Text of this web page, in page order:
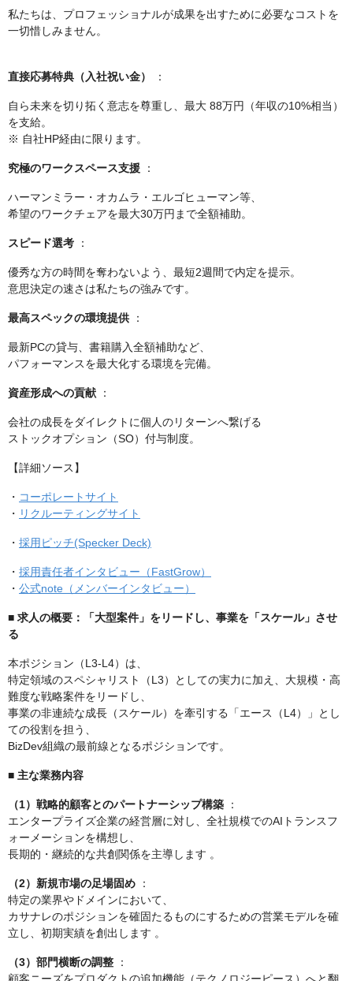
私たちは、プロフェッショナルが成果を出すために必要なコストを
一切惜しみません。
直接応募特典（入社祝い金） ：
自ら未来を切り拓く意志を尊重し、最大 88万円（年収の10%相当）
を支給。
※ 自社HP経由に限ります。
究極のワークスペース支援 ：
ハーマンミラー・オカムラ・エルゴヒューマン等、
希望のワークチェアを最大30万円まで全額補助。
スピード選考 ：
優秀な方の時間を奪わないよう、最短2週間で内定を提示。
意思決定の速さは私たちの強みです。
最高スペックの環境提供 ：
最新PCの貸与、書籍購入全額補助など、
パフォーマンスを最大化する環境を完備。
資産形成への貢献 ：
会社の成長をダイレクトに個人のリターンへ繋げる
ストックオプション（SO）付与制度。
【詳細ソース】
・ コーポレートサイト
・ リクルーティングサイト
・ 採用ピッチ(Specker Deck)
・ 採用責任者インタビュー（FastGrow）
・ 公式note（メンバーインタビュー）
■ 求人の概要：「大型案件」をリードし、事業を「スケール」させ
る
本ポジション（L3-L4）は、
特定領域のスペシャリスト（L3）としての実力に加え、大規模・高
難度な戦略案件をリードし、
事業の非連続な成長（スケール）を牽引する「エース（L4）」とし
ての役割を担う、
BizDev組織の最前線となるポジションです。
■ 主な業務内容
（1）戦略的顧客とのパートナーシップ構築 ：
エンタープライズ企業の経営層に対し、全社規模でのAIトランスフ
ォーメーションを構想し、
長期的・継続的な共創関係を主導します 。
（2）新規市場の足場固め ：
特定の業界やドメインにおいて、
カサナレのポジションを確固たるものにするための営業モデルを確
立し、初期実績を創出します 。
（3）部門横断の調整 ：